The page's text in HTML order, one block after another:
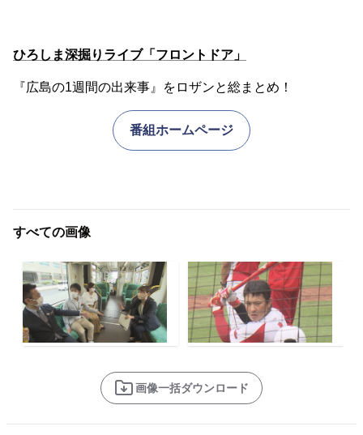
ひろしま深掘りライブ「フロントドア」
『広島の1週間の出来事』をロザンと総まとめ！
番組ホームページ
すべての画像
画像一括ダウンロード